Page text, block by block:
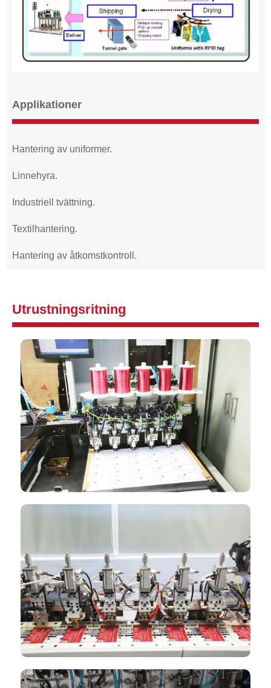
Applikationer
Hantering av uniformer.
Linnehyra.
Industriell tvättning.
Textilhantering.
Hantering av åtkomstkontroll.
Utrustningsritning